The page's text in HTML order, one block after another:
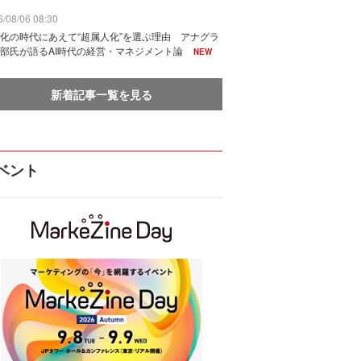
08/06 08:30
の時代にあえて“超属人化”を選ぶ理由 アナグラ
氏が語るAI時代の経営・マネジメント論
NEW
新着記事一覧を見る
ント